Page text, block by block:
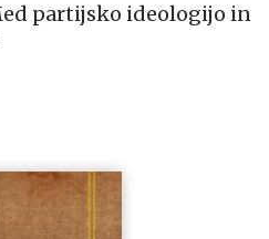
partijsko ideologijo in